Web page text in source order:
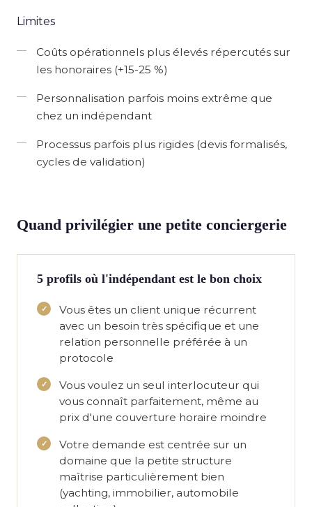
Limites
Coûts opérationnels plus élevés répercutés sur
les honoraires (+15-25 %)
Personnalisation parfois moins extrême que
chez un indépendant
Processus parfois plus rigides (devis formalisés,
cycles de validation)
Quand privilégier une petite conciergerie
5 profils où l'indépendant est le bon choix
Vous êtes un client unique récurrent
avec un besoin très spécifique et une
relation personnelle préférée à un
protocole
Vous voulez un seul interlocuteur qui
vous connaît parfaitement, même au
prix d'une couverture horaire moindre
Votre demande est centrée sur un
domaine que la petite structure
maîtrise particulièrement bien
(yachting, immobilier, automobile